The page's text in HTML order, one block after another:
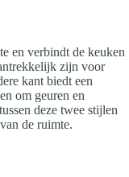
en verbindt de keuken
zijn voor
kant biedt een
om geuren en
deze twee stijlen
de ruimte.